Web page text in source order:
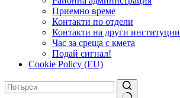
Приемно време
Контакти по отдели
Контакти на други институции
Час за среща с кмета
Подай сигнал!
Cookie Policy (EU)